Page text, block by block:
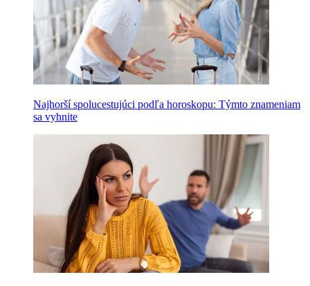
Najhorší spolucestujúci podľa horoskopu: Týmto znameniam
sa vyhnite